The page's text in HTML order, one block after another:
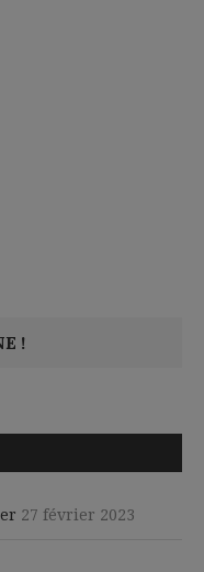
27 février 2023